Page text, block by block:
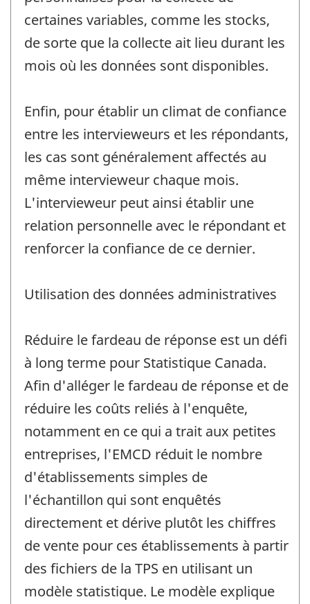
certaines variables, comme les stocks,
de sorte que la collecte ait lieu durant les
mois où les données sont disponibles.
Enfin, pour établir un climat de confiance
entre les intervieweurs et les répondants,
les cas sont généralement affectés au
même intervieweur chaque mois.
L'intervieweur peut ainsi établir une
relation personnelle avec le répondant et
renforcer la confiance de ce dernier.
Utilisation des données administratives
Réduire le fardeau de réponse est un défi
à long terme pour Statistique Canada.
Afin d'alléger le fardeau de réponse et de
réduire les coûts reliés à l'enquête,
notamment en ce qui a trait aux petites
entreprises, l'EMCD réduit le nombre
d'établissements simples de
l'échantillon qui sont enquêtés
directement et dérive plutôt les chiffres
de vente pour ces établissements à partir
des fichiers de la TPS en utilisant un
modèle statistique. Le modèle explique